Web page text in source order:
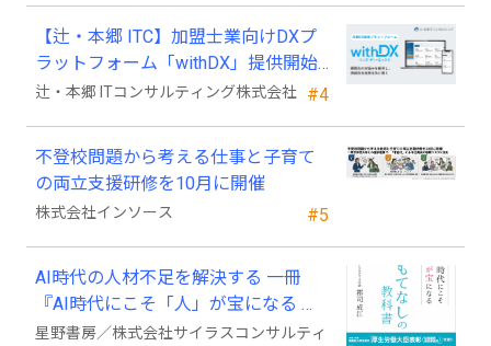
#4
【辻・本郷 ITC】加盟士業向けDXプ
ラットフォーム「withDX」提供開始
のお知らせ
辻・本郷 ITコンサルティング株式会社
#5
不登校問題から考える仕事と子育て
の両立支援研修を10月に開催
株式会社インソース
AI時代の人材不足を解決する 一冊
『AI時代にこそ「人」が宝になる お
もてなしの教科書』 発売
星野書房／株式会社サイラスコンサルティ